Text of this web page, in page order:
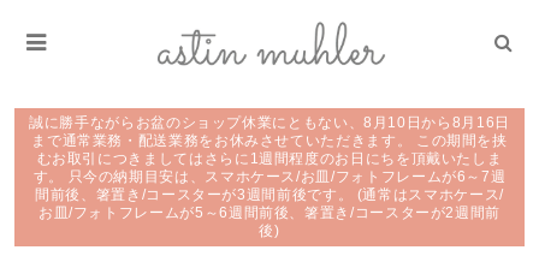
誠に勝手ながらお盆のショップ休業にともない、8月10日から8月16日
まで通常業務・配送業務をお休みさせていただきます。 この期間を挟
むお取引につきましてはさらに1週間程度のお日にちを頂戴いたしま
す。 只今の納期目安は、スマホケース/お皿/フォトフレームが6～7週
間前後、箸置き/コースターが3週間前後です。 (通常はスマホケース/
お皿/フォトフレームが5～6週間前後、箸置き/コースターが2週間前
後)